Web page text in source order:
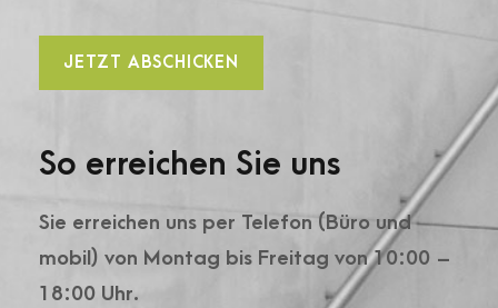
So erreichen Sie uns
Sie erreichen uns per Telefon (Büro und
mobil) von Montag bis Freitag von 10:00 –
18:00 Uhr.